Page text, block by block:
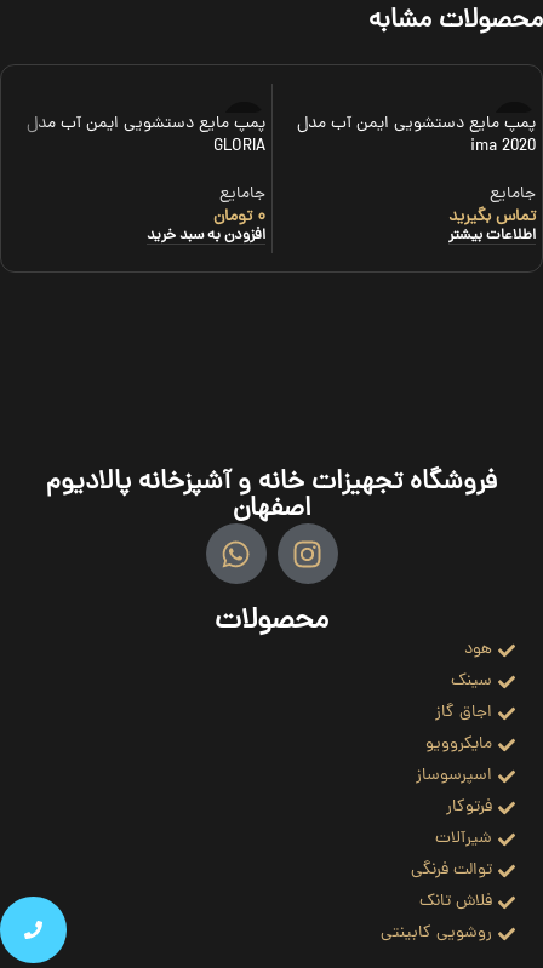
محصولات مشابه
پمپ مایع دستشویی ایمن آب مدل
2020 ima
جامایع
تماس بگیرید
اطلاعات بیشتر
پمپ مایع دستشویی ایمن آب مدل
GLORIA
جامایع
۰ تومان
افزودن به سبد خرید
فروشگاه تجهیزات خانه و آشپزخانه پالادیوم
اصفهان
محصولات
هود
سینک
اجاق گاز
مایکروویو
اسپرسوساز
فرتوکار
شیرآلات
توالت فرنگی
فلاش تانک
روشویی کابینتی